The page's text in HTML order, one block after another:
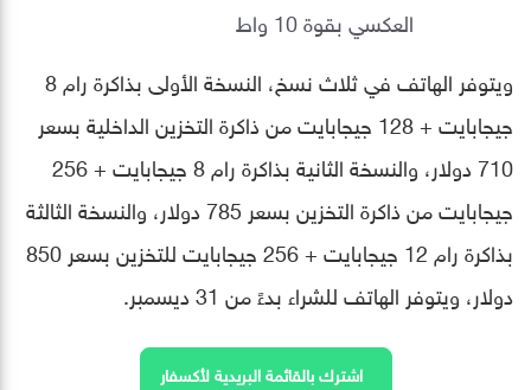
العكسي بقوة 10 واط
ويتوفر الهاتف في ثلاث نسخ، النسخة الأولى بذاكرة رام 8
جيجابايت + 128 جيجابايت من ذاكرة التخزين الداخلية بسعر
710 دولار، والنسخة الثانية بذاكرة رام 8 جيجابايت + 256
جيجابايت من ذاكرة التخزين بسعر 785 دولار، والنسخة الثالثة
بذاكرة رام 12 جيجابايت + 256 جيجابايت للتخزين بسعر 850
دولار، ويتوفر الهاتف للشراء بدءً من 31 ديسمبر.
اشترك بالقائمة البريدية لأكسفار